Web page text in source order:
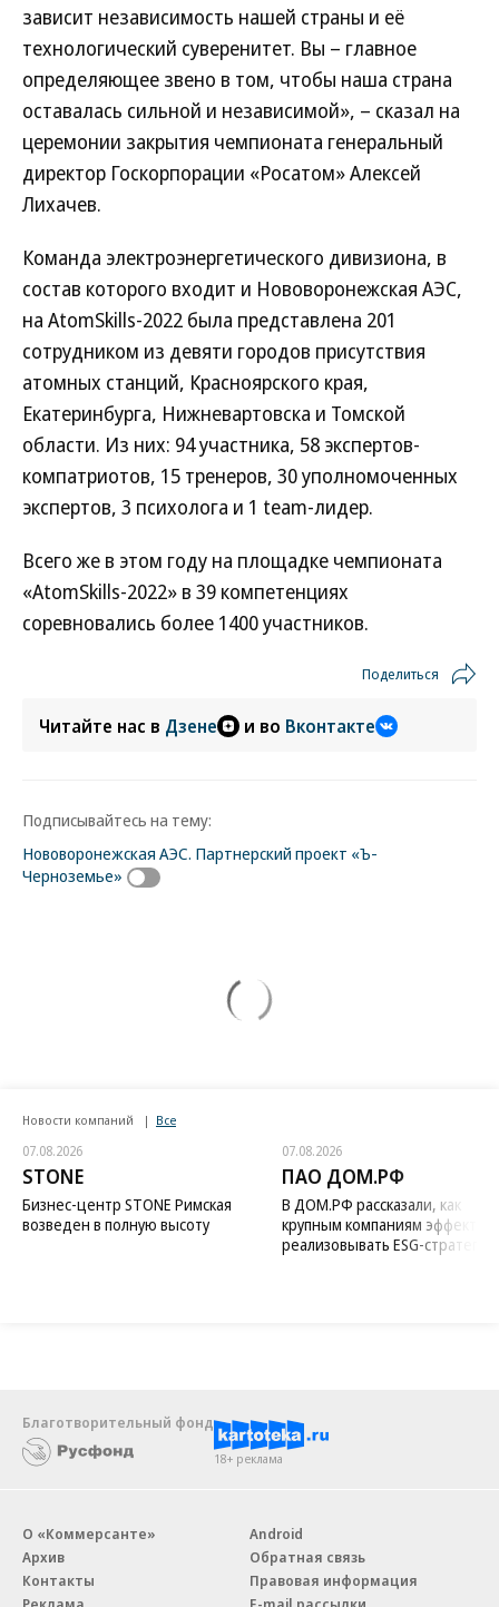
зависит независимость нашей страны и её
технологический суверенитет. Вы – главное
определяющее звено в том, чтобы наша страна
оставалась сильной и независимой», – сказал на
церемонии закрытия чемпионата генеральный
директор Госкорпорации «Росатом» Алексей
Лихачев.
Команда электроэнергетического дивизиона, в
состав которого входит и Нововоронежская АЭС,
на AtomSkills-2022 была представлена 201
сотрудником из девяти городов присутствия
атомных станций, Красноярского края,
Екатеринбурга, Нижневартовска и Томской
области. Из них: 94 участника, 58 экспертов-
компатриотов, 15 тренеров, 30 уполномоченных
экспертов, 3 психолога и 1 team-лидер.
Всего же в этом году на площадке чемпионата
«AtomSkills-2022» в 39 компетенциях
соревновались более 1400 участников.
Поделиться
Читайте нас в Дзене и во Вконтакте
Подписывайтесь на тему:
Нововоронежская АЭС. Партнерский проект «Ъ-
Черноземье»
Новости компаний Все
07.08.2026
STONE
Бизнес-центр STONE Римская
возведен в полную высоту
07.08.2026
ПАО ДОМ.РФ
В ДОМ.РФ рассказали, как
крупным компаниям
реализовывать ESG-стратегию
Благотворительный фонд
18+ реклама
О «Коммерсанте»
Архив
Контакты
Android
Обратная связь
Правовая информация